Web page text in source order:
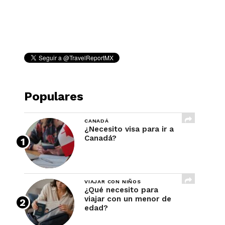
Populares
CANADÁ
¿Necesito visa para ir a
Canadá?
VIAJAR CON NIÑOS
¿Qué necesito para
viajar con un menor de
edad?